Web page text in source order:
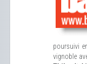
poursuivi
vignoble